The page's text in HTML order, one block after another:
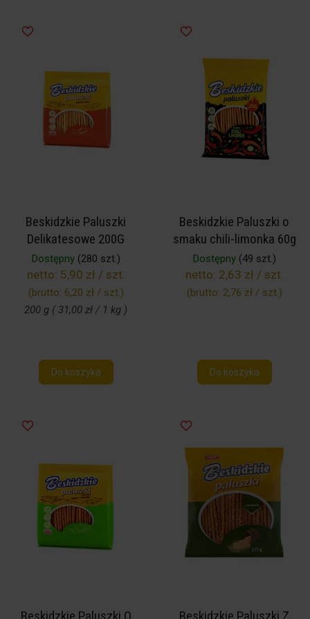
Beskidzkie Paluszki
Delikatesowe 200G
Dostępny(280 szt.)
netto: 5,90 zł / szt.
(brutto: 6,20 zł / szt.)
200 g ( 31,00 zł / 1 kg )
Do koszyka
Beskidzkie Paluszki o
smaku chili-limonka 60g
Dostępny(49 szt.)
netto: 2,63 zł / szt.
(brutto: 2,76 zł / szt.)
Do koszyka